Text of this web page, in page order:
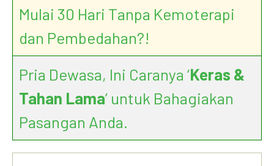
Mulai 30 Hari Tanpa Kemoterapi
dan Pembedahan?!
Pria Dewasa, Ini Caranya ‘Keras &
Tahan Lama’ untuk Bahagiakan
Pasangan Anda.